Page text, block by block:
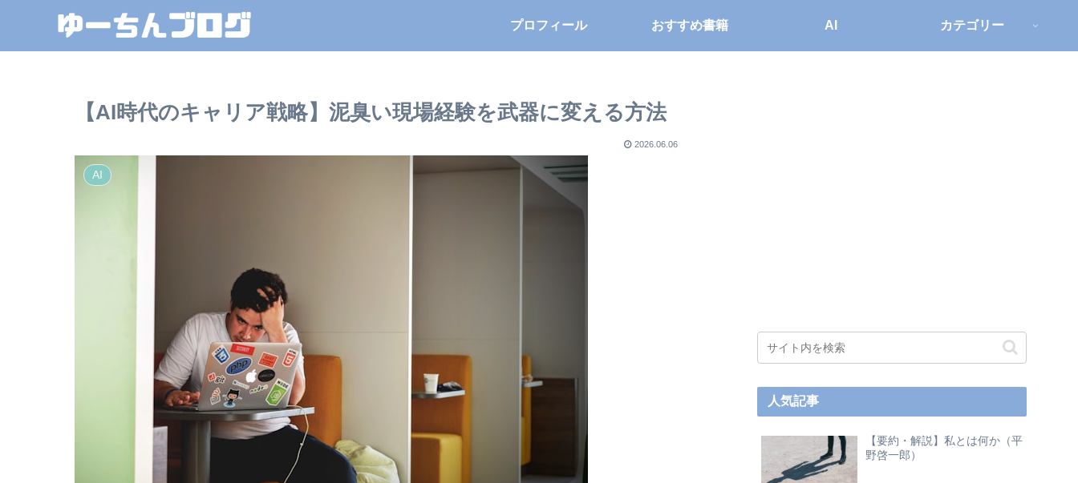
プロフィール おすすめ書籍 AI カテゴリー
【AI時代のキャリア戦略】泥臭い現場経験を武器に変える方法
2026.06.06
AI
人気記事
【要約・解説】私とは何か（平
野啓一郎）